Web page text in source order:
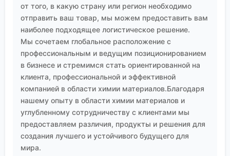
от того, в какую страну или регион необходимо
отправить ваш товар, мы можем предоставить вам
наиболее подходящее логистическое решение.
Мы сочетаем глобальное расположение с
профессиональным и ведущим позиционированием
в бизнесе и стремимся стать ориентированной на
клиента, профессиональной и эффективной
компанией в области химии материалов.Благодаря
нашему опыту в области химии материалов и
углубленному сотрудничеству с клиентами мы
предоставляем различия, продукты и решения для
создания лучшего и устойчивого будущего для
мира.